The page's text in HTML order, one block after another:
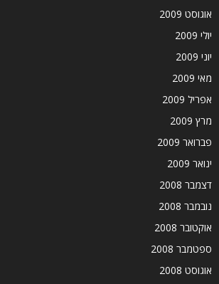
אוגוסט 2009
יולי 2009
יוני 2009
מאי 2009
אפריל 2009
מרץ 2009
פברואר 2009
ינואר 2009
דצמבר 2008
נובמבר 2008
אוקטובר 2008
ספטמבר 2008
אוגוסט 2008